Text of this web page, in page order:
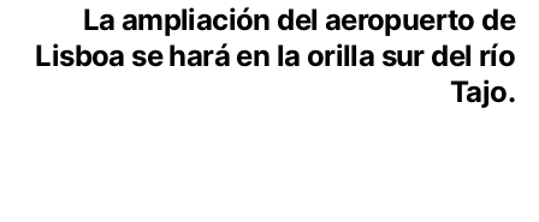
La ampliación del aeropuerto de
Lisboa se hará en la orilla sur del río
Tajo.